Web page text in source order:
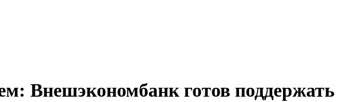
Внешэкономбанк готов